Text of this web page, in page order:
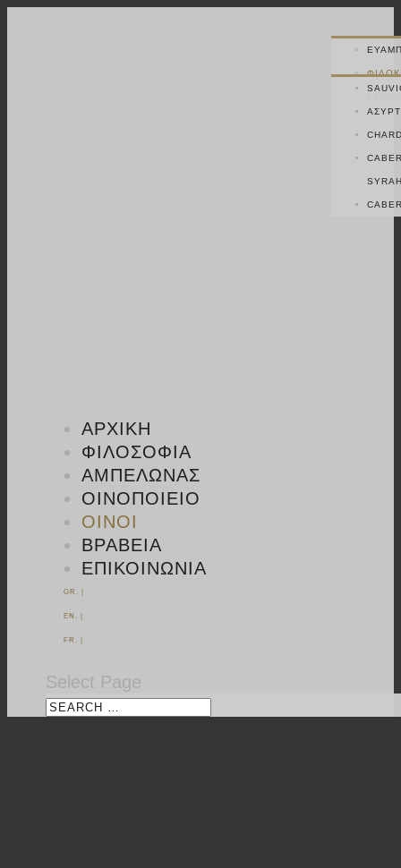
ΑΡΧΙΚΉ
ΦΙΛΟΣΟΦΊΑ
ΑΜΠΕΛΏΝΑΣ
ΟΙΝΟΠΟΙΕΊΟ
ΟΊΝΟΙ
ΒΡΑΒΕΊΑ
ΕΠΙΚΟΙΝΩΝΊΑ
GR. |
EN. |
FR. |
Select Page